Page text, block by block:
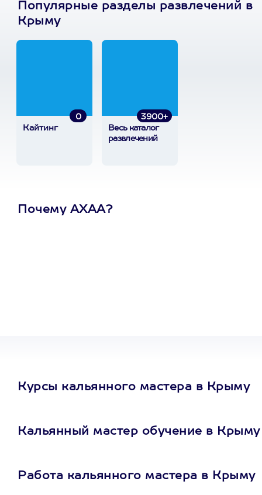
Популярные разделы развлечений в
Крыму
0
Кайтинг
3900+
Весь каталог
развлечений
Почему АХАА?
Курсы кальянного мастера в Крыму
Кальянный мастер обучение в Крыму
Работа кальянного мастера в Крыму